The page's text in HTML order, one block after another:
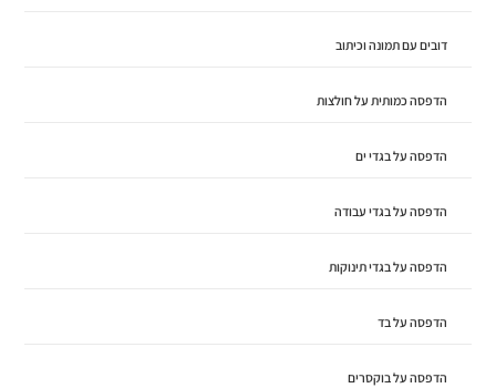
דובים עם תמונה וכיתוב
הדפסה כמותית על חולצות
הדפסה על בגדי ים
הדפסה על בגדי עבודה
הדפסה על בגדי תינוקות
הדפסה על בד
הדפסה על בוקסרים